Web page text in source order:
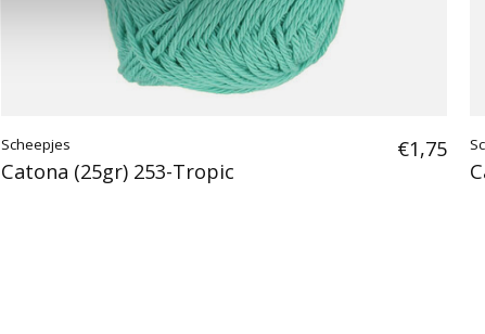
Scheepjes
Catona (25gr) 253-Tropic
€1,75